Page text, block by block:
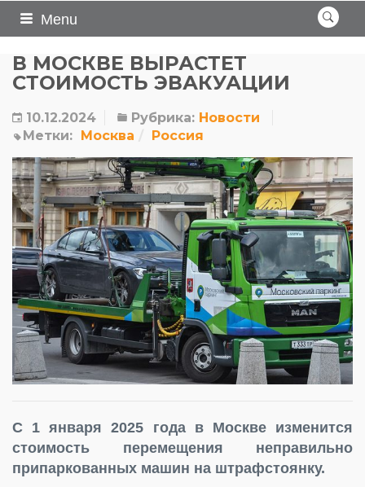
Menu
В МОСКВЕ ВЫРАСТЕТ
СТОИМОСТЬ ЭВАКУАЦИИ
10.12.2024 Рубрика: Новости
Метки: Москва Россия
С 1 января 2025 года в Москве изменится
стоимость перемещения неправильно
припаркованных машин на штрафстоянку.